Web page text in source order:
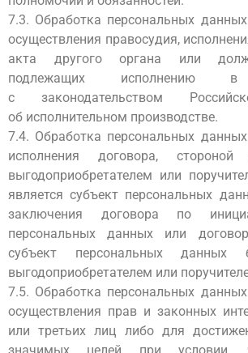
7.3. Обработка персональных
осуществления правосудия,
акта другого органа или
подлежащих исполнению в
с законодательством
об исполнительном производстве.
7.4. Обработка персональных
исполнения договора,
выгодоприобретателем или
является субъект персональных
заключения договора по
персональных данных или
субъект персональных данных
выгодоприобретателем или
7.5. Обработка персональных
осуществления прав и законных
или третьих лиц либо для